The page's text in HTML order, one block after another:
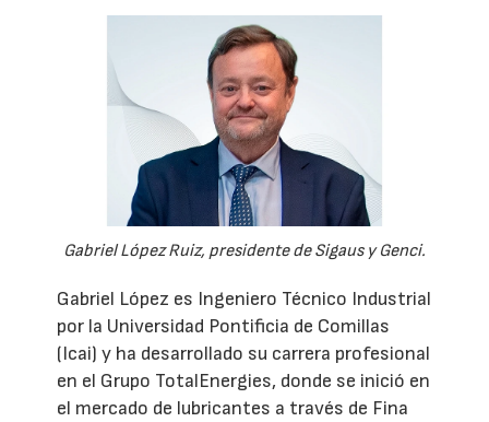
Gabriel López Ruiz, presidente de Sigaus y Genci.
Gabriel López es Ingeniero Técnico Industrial
por la Universidad Pontificia de Comillas
(Icai) y ha desarrollado su carrera profesional
en el Grupo TotalEnergies, donde se inició en
el mercado de lubricantes a través de Fina